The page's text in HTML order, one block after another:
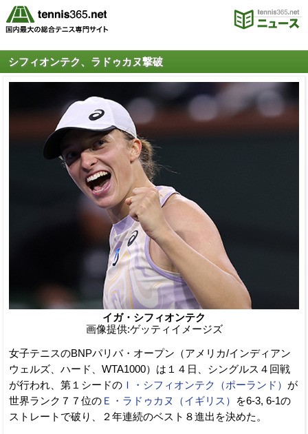
シフィオンテク、ラドゥカヌ撃破
イガ・シフィオンテク
画像提供:ゲッティイメージズ
女子テニスのBNPパリバ・オープン（アメリカ/インディアン
ウェルズ、ハード、WTA1000）は１４日、シングルス４回戦
が行われ、第１シードの Ｉ・シフィオンテク（ポーランド） が
世界ランク７７位の Ｅ・ラドゥカヌ（イギリス）
を6-3, 6-1の
ストレートで破り、２年連続のベスト８進出を決めた。